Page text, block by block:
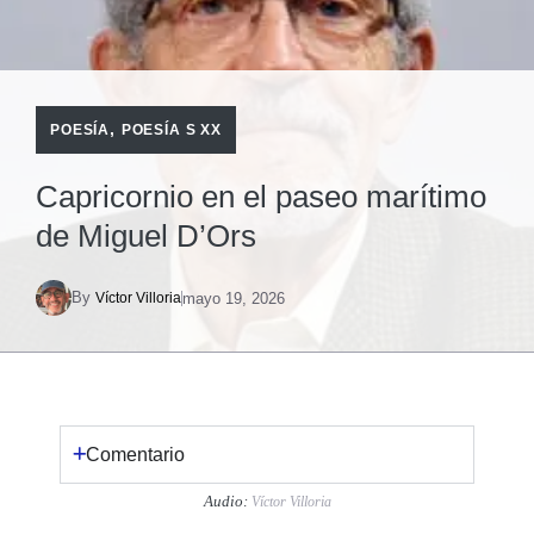
POESÍA, POESÍA S XX
Capricornio en el paseo marítimo
de Miguel D’Ors
By Víctor Villoriamayo 19, 2026
Comentario
Audio: Víctor Villoria